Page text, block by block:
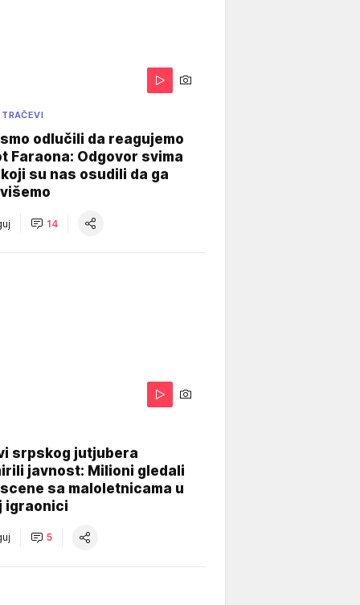
odlučili da reagujemo
Faraona: Odgovor svima
su nas osudili da ga
14
srpskog jutjubera
javnost: Milioni gledali
sa maloletnicama u
igraonici
5